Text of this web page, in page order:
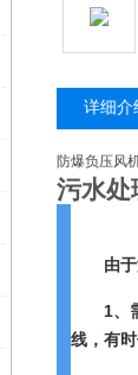
详细介
防爆负压风
污水处
由
1、
线，有